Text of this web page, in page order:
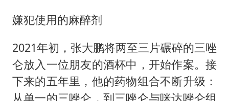
嫌犯使用的麻醉剂
2021年初，张大鹏将两至三片碾碎的三唑
仑放入一位朋友的酒杯中，开始作案。接
下来的五年里，他的药物组合不断升级：
从单一的三唑仑，到三唑仑与咪达唑仑组